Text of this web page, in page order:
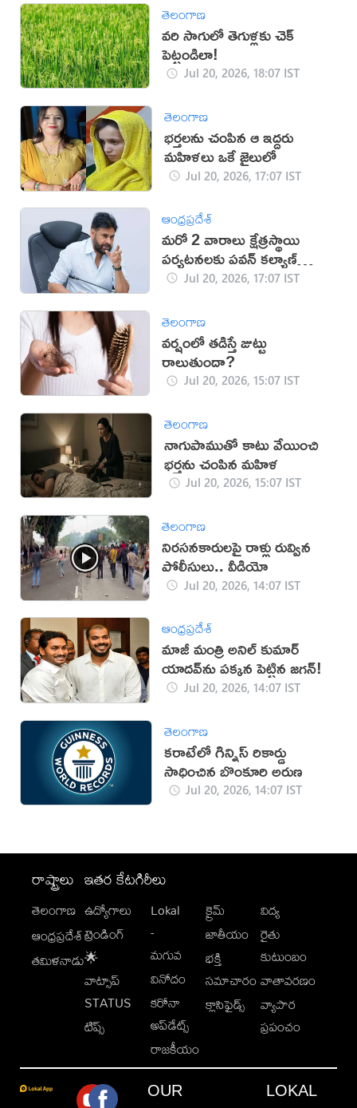
తెలంగాణ
వరి సాగులో తెగుళ్లకు చెక్
పెట్టండిలా!
Jul 20, 2026, 18:07 IST
తెలంగాణ
భర్తలను చంపిన ఆ ఇద్దరు
మహిళలు ఒకే జైలులో
Jul 20, 2026, 17:07 IST
ఆంధ్రప్రదేశ్
మరో 2 వారాలు క్షేత్రస్థాయి
పర్యటనలకు పవన్ కల్యాణ్
దూరంJul 20, 2026, 17:07 IST
తెలంగాణ
వర్షంలో తడిస్తే జుట్టు
రాలుతుందా?
Jul 20, 2026, 15:07 IST
తెలంగాణ
నాగుపాముతో కాటు వేయించి
భర్తను చంపిన మహిళ
Jul 20, 2026, 15:07 IST
తెలంగాణ
నిరసనకారులపై రాళ్లు రువ్విన
పోలీసులు.. వీడియో
Jul 20, 2026, 14:07 IST
ఆంధ్రప్రదేశ్
మాజీ మంత్రి అనిల్ కుమార్
యాదవ్‌ను పక్కన పెట్టిన జగన్!
Jul 20, 2026, 14:07 IST
తెలంగాణ
కరాటేలో గిన్నిస్ రికార్డు
సాధించిన బొంకూరి అరుణ
Jul 20, 2026, 14:07 IST
రాష్ట్రాలు
తెలంగాణ
ఆంధ్రప్రదేశ్
తమిళనాడు
ఇతర కేటగిరీలు
ఉద్యోగాలు
ట్రెండింగ్
🌟
వాట్సాప్
STATUS
టిప్స్
Lokal
-
మగువ
వినోదం
కరోనా
అప్‌డేట్స్
రాజకీయం
క్రైమ్
జాతీయం
భక్తి
సమాచారం
క్లాసిఫైడ్స్
విద్య
రైతు
కుటుంబం
వాతావరణం
వ్యాపార
ప్రపంచం
OUR LOKAL